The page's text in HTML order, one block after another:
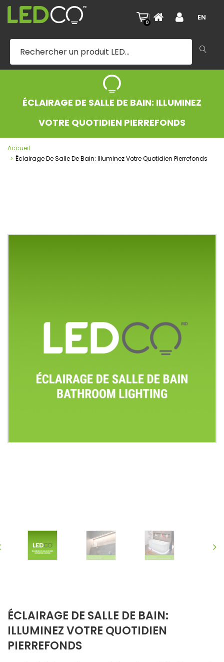
0
| EN
ÉCLAIRAGE DE SALLE DE BAIN: ILLUMINEZ
VOTRE QUOTIDIEN PIERREFONDS
Accueil
Éclairage De Salle De Bain: Illuminez Votre Quotidien Pierrefonds
ÉCLAIRAGE DE SALLE DE BAIN:
ILLUMINEZ VOTRE QUOTIDIEN
PIERREFONDS